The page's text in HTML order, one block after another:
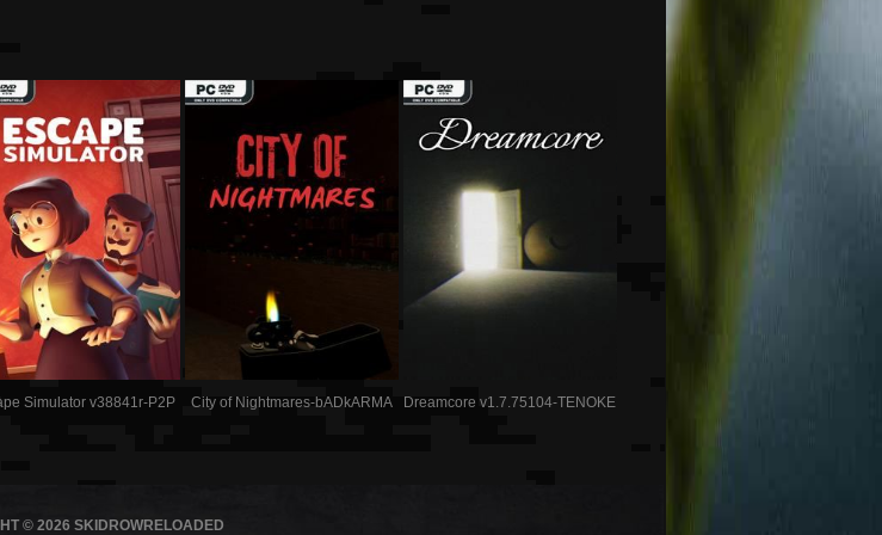
Simulator v38841r-P2P City of Nightmares-bADkARMA Dreamcore v1.7.75104-TENOKE
© 2026 SKIDROWRELOADED